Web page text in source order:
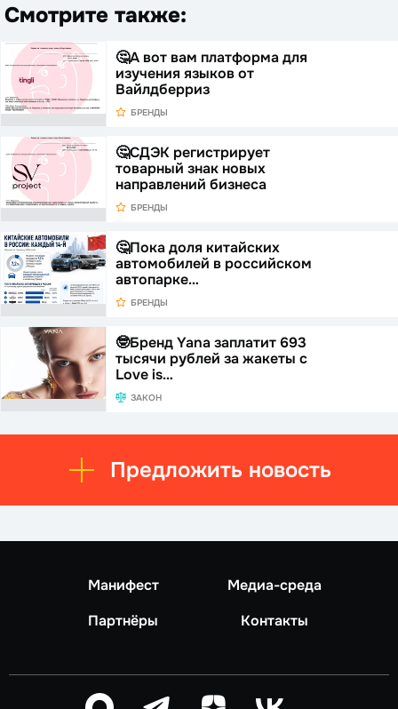
Смотрите также:
🤔А вот вам платформа для
изучения языков от
Вайлдберриз
БРЕНДЫ
🤔СДЭК регистрирует
товарный знак новых
направлений бизнеса
БРЕНДЫ
🤔Пока доля китайских
автомобилей в российском
автопарке…
БРЕНДЫ
🤓Бренд Yana заплатит 693
тысячи рублей за жакеты с
Love is…
ЗАКОН
Предложить новость
Манифест
Медиа-среда
Партнёры
Контакты